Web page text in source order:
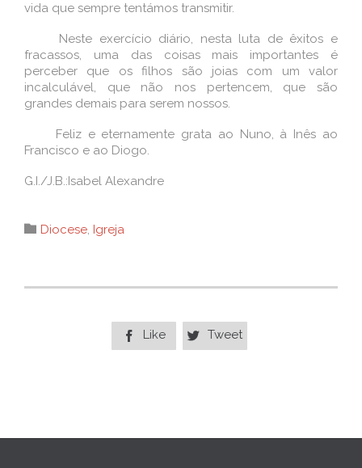
vida que sempre tentámos transmitir.
Neste exercício diário, nesta luta de êxitos e
fracassos, uma das coisas mais importantes é
perceber que os filhos são joias com um valor
incalculável, que não nos pertencem, que são
grandes demais para serem nossos.
Feliz e eternamente grata ao Nuno, à Inês ao
Francisco e ao Diogo.
G.I./J.B.:Isabel Alexandre
 Category
Diocese, Igreja
 Like  Tweet